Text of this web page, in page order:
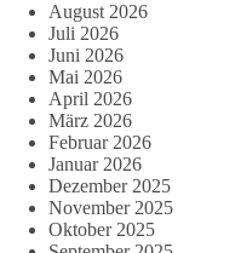
August 2026
Juli 2026
Juni 2026
Mai 2026
April 2026
März 2026
Februar 2026
Januar 2026
Dezember 2025
November 2025
Oktober 2025